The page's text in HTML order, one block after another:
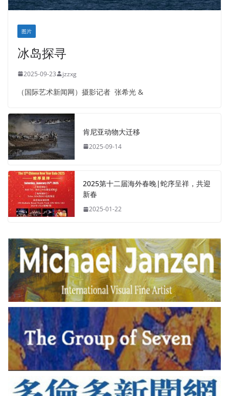
图片
冰岛探寻
2025-09-23 jzzxg
（国际艺术新闻网）摄影记者 张希光 &
肯尼亚动物大迁移
2025-09-14
2025第十二届海外春晚|蛇序呈祥，共迎
新春
2025-01-22